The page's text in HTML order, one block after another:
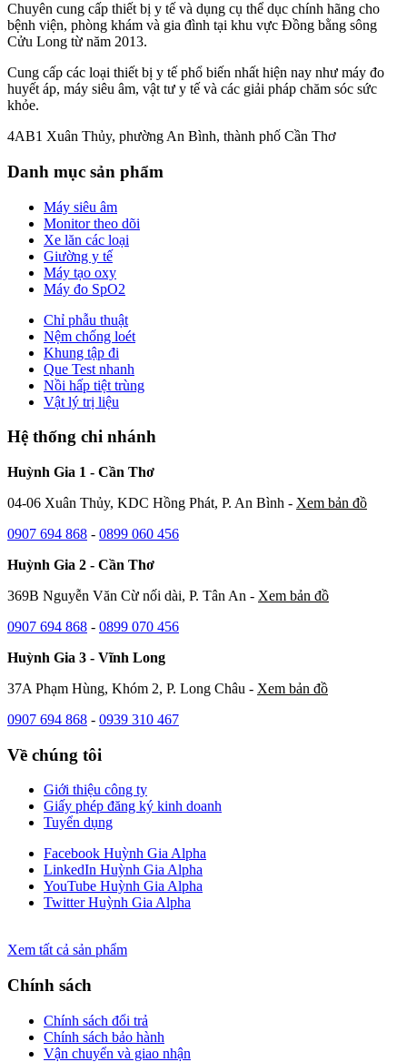
Chuyên cung cấp thiết bị y tế và dụng cụ thể dục chính hãng cho
bệnh viện, phòng khám và gia đình tại khu vực Đồng bằng sông
Cửu Long từ năm 2013.
Cung cấp các loại thiết bị y tế phổ biến nhất hiện nay như máy đo
huyết áp, máy siêu âm, vật tư y tế và các giải pháp chăm sóc sức
khỏe.
4AB1 Xuân Thủy, phường An Bình, thành phố Cần Thơ
Danh mục sản phẩm
Máy siêu âm
Monitor theo dõi
Xe lăn các loại
Giường y tế
Máy tạo oxy
Máy đo SpO2
Chỉ phẫu thuật
Nệm chống loét
Khung tập đi
Que Test nhanh
Nồi hấp tiệt trùng
Vật lý trị liệu
Hệ thống chi nhánh
Huỳnh Gia 1 - Cần Thơ
04-06 Xuân Thủy, KDC Hồng Phát, P. An Bình - Xem bản đồ
0907 694 868 - 0899 060 456
Huỳnh Gia 2 - Cần Thơ
369B Nguyễn Văn Cừ nối dài, P. Tân An - Xem bản đồ
0907 694 868 - 0899 070 456
Huỳnh Gia 3 - Vĩnh Long
37A Phạm Hùng, Khóm 2, P. Long Châu - Xem bản đồ
0907 694 868 - 0939 310 467
Về chúng tôi
Giới thiệu công ty
Giấy phép đăng ký kinh doanh
Tuyển dụng
Facebook Huỳnh Gia Alpha
LinkedIn Huỳnh Gia Alpha
YouTube Huỳnh Gia Alpha
Twitter Huỳnh Gia Alpha
Xem tất cả sản phẩm
Chính sách
Chính sách đổi trả
Chính sách bảo hành
Vận chuyển và giao nhận